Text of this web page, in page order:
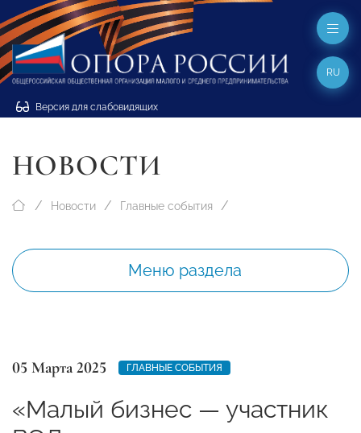
Версия для слабовидящих
RU
НОВОСТИ
Новости Главные события
Меню раздела
05 Марта 2025 ГЛАВНЫЕ СОБЫТИЯ
«Малый бизнес — участник